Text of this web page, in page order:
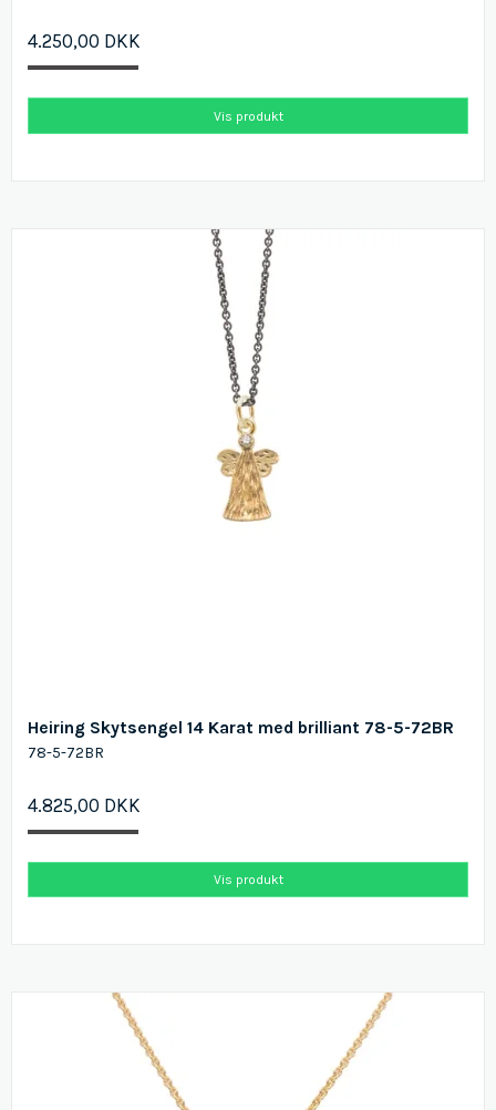
4.250,00 DKK
Vis produkt
Heiring Skytsengel 14 Karat med brilliant 78-5-72BR
78-5-72BR
4.825,00 DKK
Vis produkt